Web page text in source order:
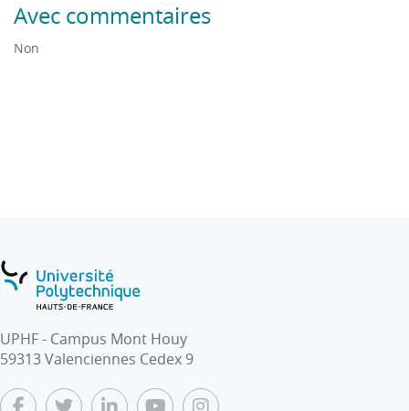
Avec commentaires
Non
UPHF - Campus Mont Houy
59313 Valenciennes Cedex 9